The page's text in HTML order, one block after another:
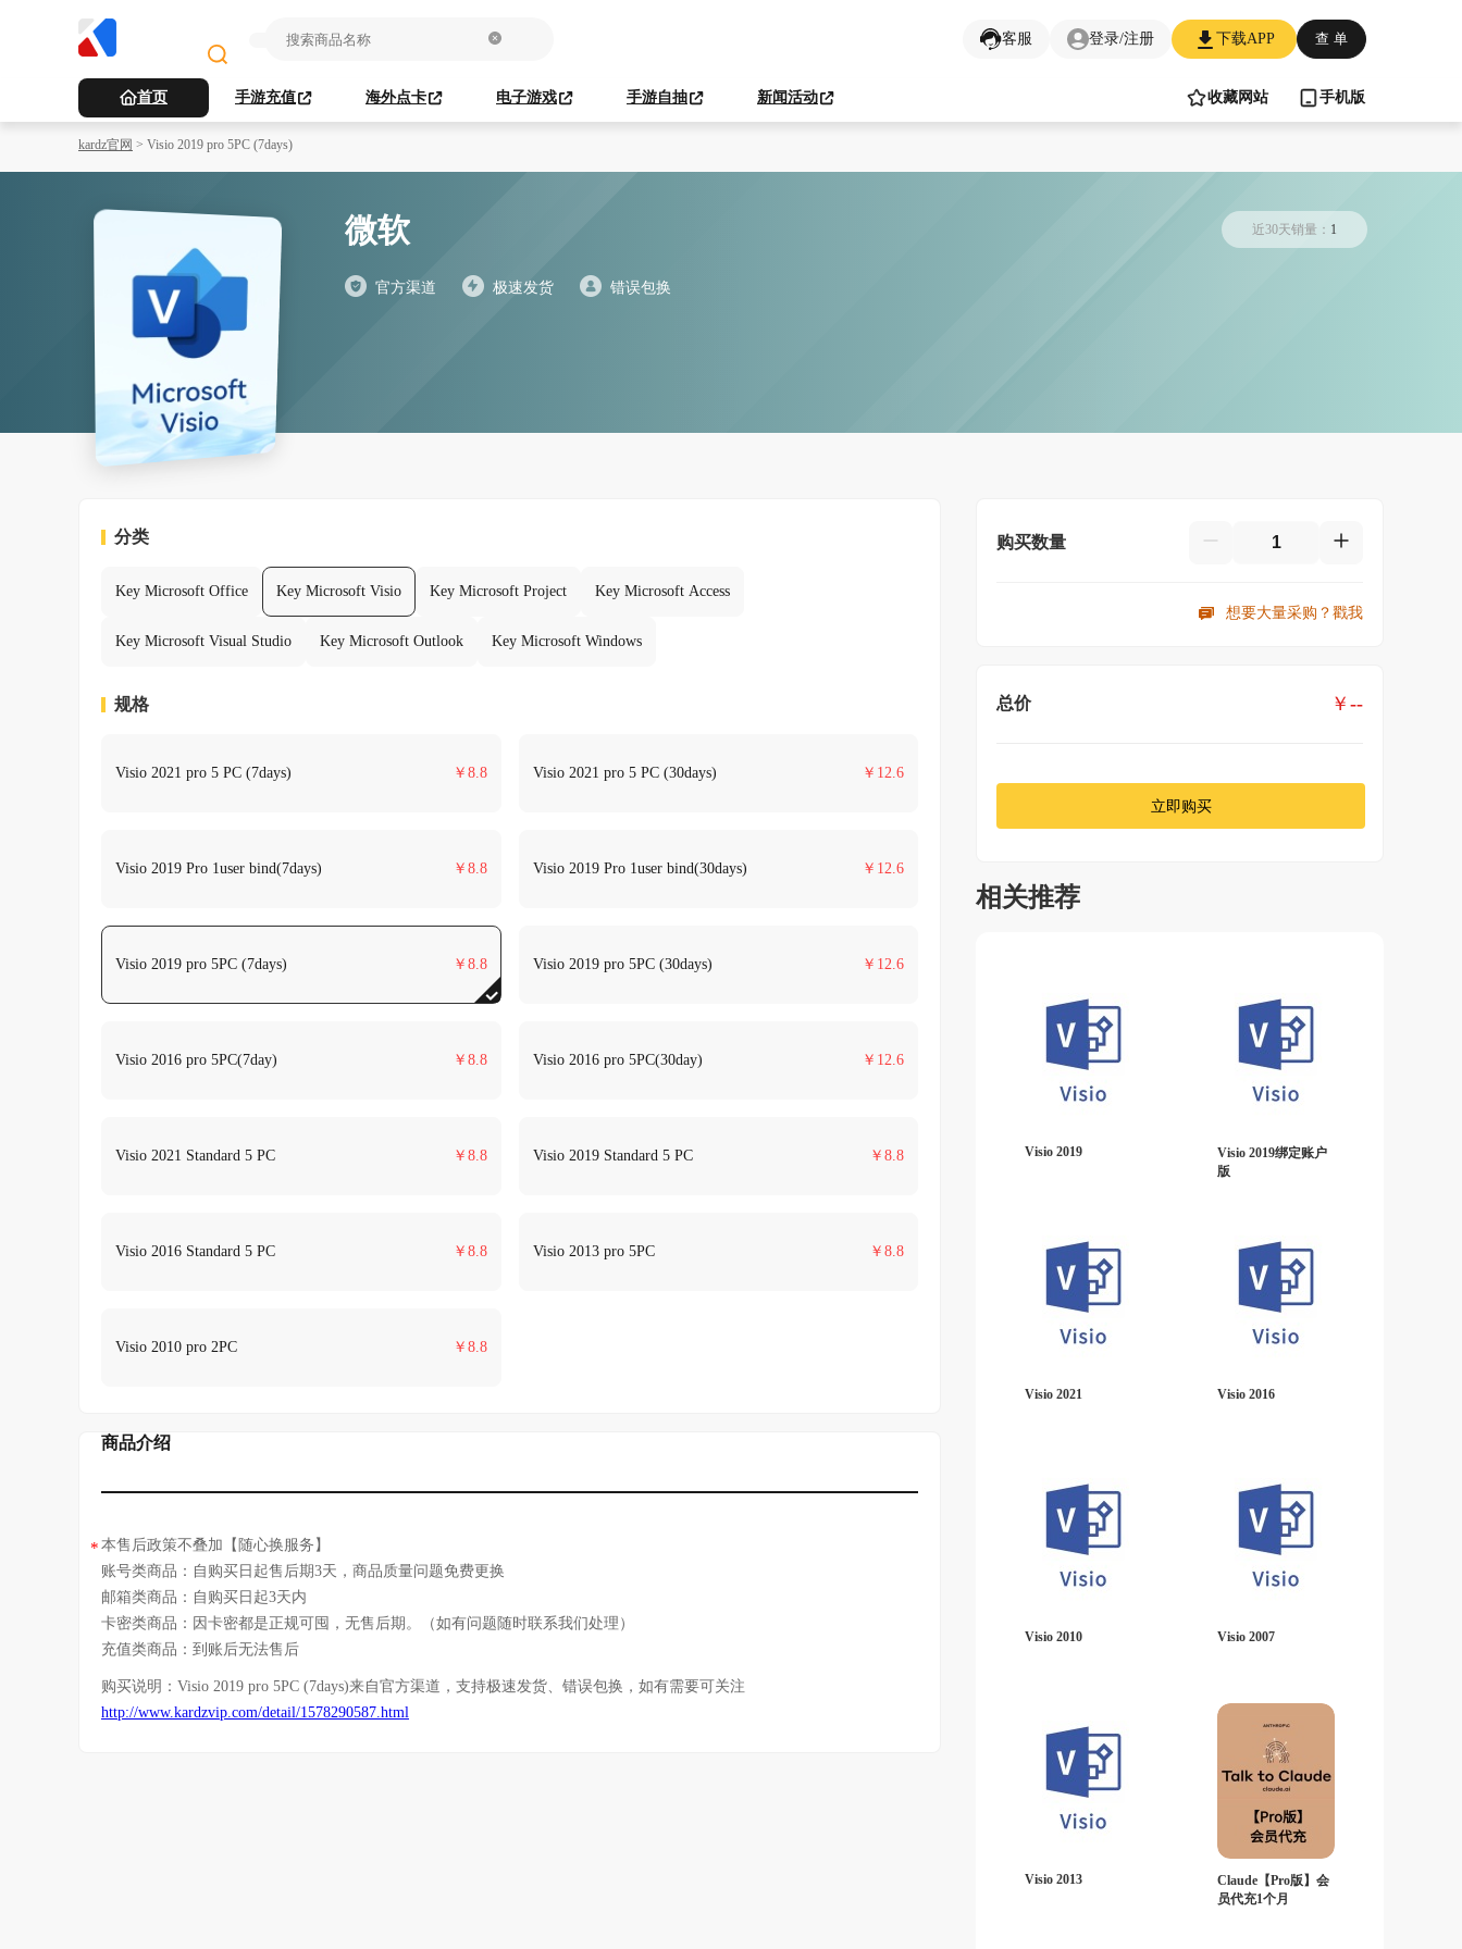
客服 登录/注册 下载APP 查 单
首页 手游充值 海外点卡 电子游戏 手游自抽 新闻活动 收藏网站 手机版
kardz官网 > Visio 2019 pro 5PC (7days)
微软
官方渠道 极速发货 错误包换
近30天销量： 1
分类
Key Microsoft Office Key Microsoft Visio Key Microsoft Project Key Microsoft Access
Key Microsoft Visual Studio Key Microsoft Outlook Key Microsoft Windows
规格
Visio 2021 pro 5 PC (7days) ￥ 8.8 Visio 2021 pro 5 PC (30days) ￥ 12.6
Visio 2019 Pro 1user bind(7days) ￥ 8.8 Visio 2019 Pro 1user bind(30days) ￥ 12.6
Visio 2019 pro 5PC (7days) ￥ 8.8 Visio 2019 pro 5PC (30days) ￥ 12.6
Visio 2016 pro 5PC(7day) ￥ 8.8 Visio 2016 pro 5PC(30day) ￥ 12.6
Visio 2021 Standard 5 PC ￥ 8.8 Visio 2019 Standard 5 PC ￥ 8.8
Visio 2016 Standard 5 PC ￥ 8.8 Visio 2013 pro 5PC ￥ 8.8
Visio 2010 pro 2PC ￥ 8.8
商品介绍
* 本售后政策不叠加【随心换服务】
账号类商品：自购买日起售后期3天，商品质量问题免费更换
邮箱类商品：自购买日起3天内
卡密类商品：因卡密都是正规可囤，无售后期。（如有问题随时联系我们处理）
充值类商品：到账后无法售后
购买说明： Visio 2019 pro 5PC (7days)来自官方渠道，支持极速发货、错误包换，如有需要可关注
http://www.kardzvip.com/detail/1578290587.html
购买数量
想要大量采购？戳我
总价 ￥ --
立即购买
相关推荐
Visio 2019
Visio 2019绑定账户
版
Visio 2021 Visio 2016
Visio 2010 Visio 2007
Visio 2013
Claude【Pro版】会
员代充1个月